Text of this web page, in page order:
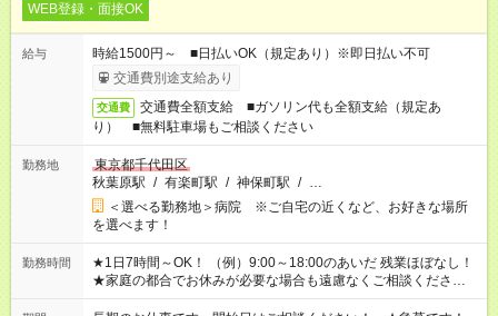
WEB登録・面接OK
給与
時給1500円～ ■日払いOK（規定あり）※即日払い不可
交通費別途支給あり
交通費
交通費全額支給 ■ガソリン代も全額支給（規定あ
り） ■無料駐車場もご相談ください
勤務地
東京都千代田区
秋葉原駅 / 有楽町駅 / 神保町駅 / …
＜選べる勤務地＞病院 ※ご自宅の近くなど、お好きな場所
を選べます！
勤務時間
★1日7時間～OK！ （例）9:00～18:00のあいだ 残業ほぼなし！
★家庭の都合でお休みが必要な場合も遠慮なくご相談ください。
※シフトはご希望に合わせて調整可能です。 その他、 ＊週4日・